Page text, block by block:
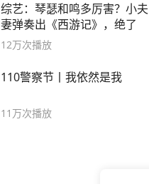
综艺：琴瑟和鸣多厉害？小夫
妻弹奏出《西游记》，绝了
12万次播放
110警察节丨我依然是我
11万次播放